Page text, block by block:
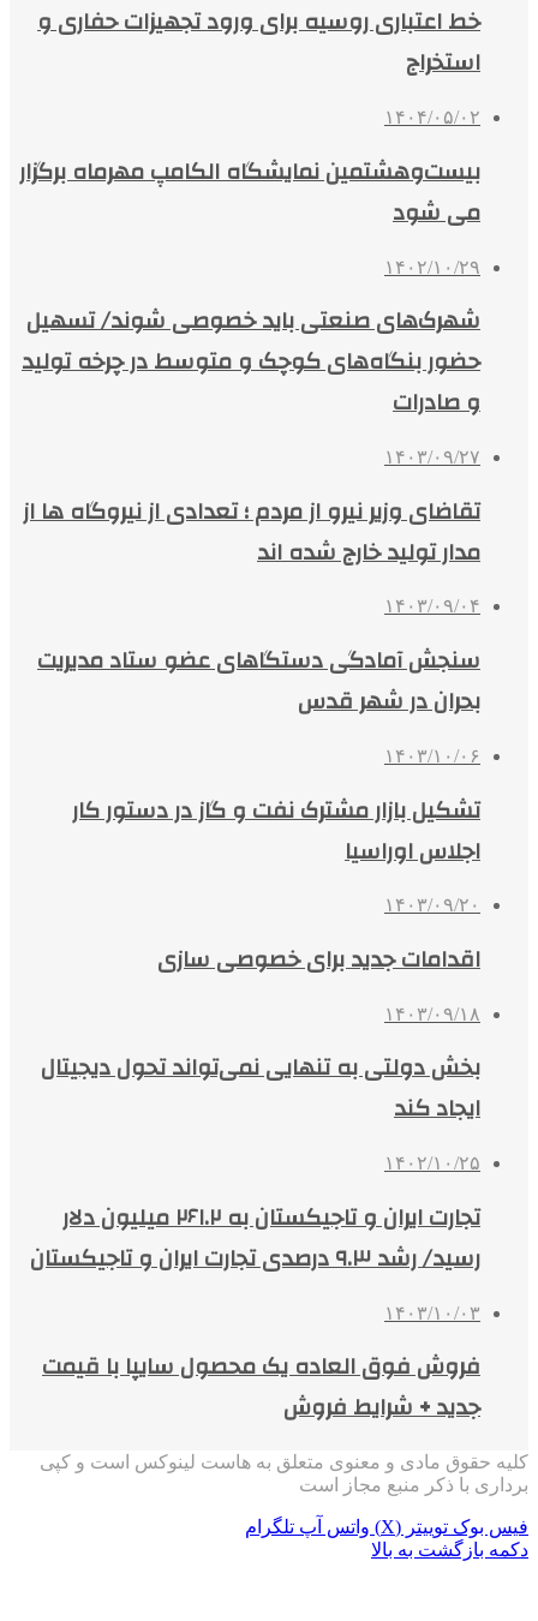
خط اعتباری روسیه برای ورود تجهیزات حفاری و
استخراج
۱۴۰۴/۰۵/۰۲
بیست‌وهشتمین نمایشگاه الکامپ مهرماه برگزار
می شود
۱۴۰۲/۱۰/۲۹
شهرک‌های صنعتی باید خصوصی شوند/ تسهیل
حضور بنگاه‌های کوچک و متوسط در چرخه تولید
و صادرات
۱۴۰۳/۰۹/۲۷
تقاضای وزیر نیرو از مردم ؛ تعدادی از نیروگاه ها از
مدار تولید خارج شده اند
۱۴۰۳/۰۹/۰۴
سنجش آمادگی دستگاهای عضو ستاد مدیریت
بحران در شهر قدس
۱۴۰۳/۱۰/۰۶
تشکیل بازار مشترک نفت و گاز در دستور کار
اجلاس اوراسیا
۱۴۰۳/۰۹/۲۰
اقدامات جدید برای خصوصی سازی
۱۴۰۳/۰۹/۱۸
بخش دولتی به تنهایی نمی‌تواند تحول دیجیتال
ایجاد کند
۱۴۰۲/۱۰/۲۵
تجارت ایران و تاجیکستان به ۲۶۱.۲ میلیون دلار
رسید/ رشد ۹.۳ درصدی تجارت ایران و تاجیکستان
۱۴۰۳/۱۰/۰۳
فروش فوق العاده یک محصول سایپا با قیمت
جدید + شرایط فروش
کلیه حقوق مادی و معنوی متعلق به هاست لینوکس است و کپی
برداری با ذکر منبع مجاز است
فیس بوک توییتر (X) واتس آپ تلگرام
دکمه بازگشت به بالا